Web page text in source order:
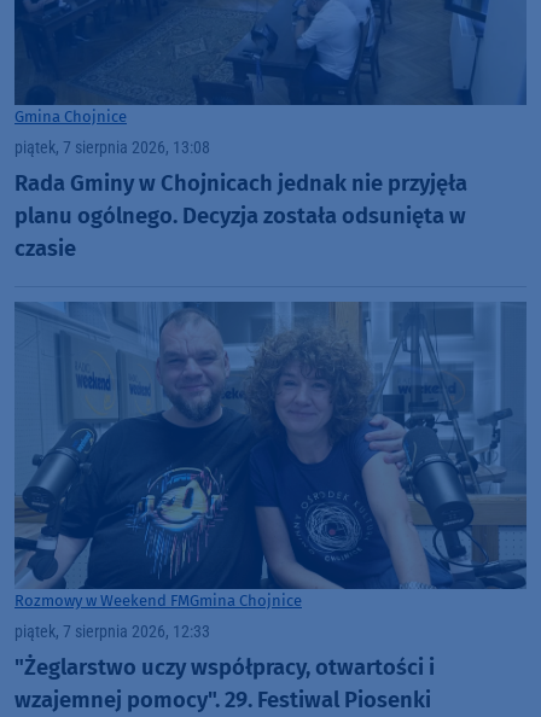
Gmina Chojnice
piątek, 7 sierpnia 2026, 13:08
Rada Gminy w Chojnicach jednak nie przyjęła
planu ogólnego. Decyzja została odsunięta w
czasie
Rozmowy w Weekend FMGmina Chojnice
piątek, 7 sierpnia 2026, 12:33
"Żeglarstwo uczy współpracy, otwartości i
wzajemnej pomocy". 29. Festiwal Piosenki